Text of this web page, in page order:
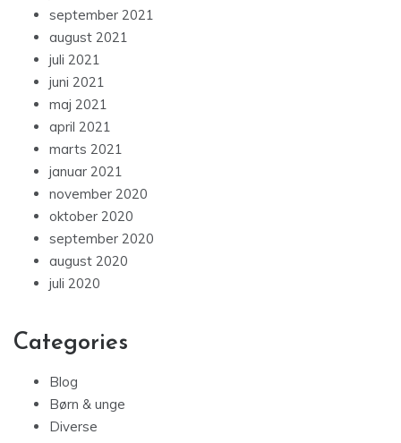
september 2021
august 2021
juli 2021
juni 2021
maj 2021
april 2021
marts 2021
januar 2021
november 2020
oktober 2020
september 2020
august 2020
juli 2020
Categories
Blog
Børn & unge
Diverse